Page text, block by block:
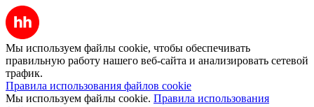
Мы используем файлы cookie, чтобы обеспечивать
правильную работу нашего веб-сайта и анализировать сетевой
трафик.
Правила использования файлов cookie
Мы используем файлы cookie. Правила использования